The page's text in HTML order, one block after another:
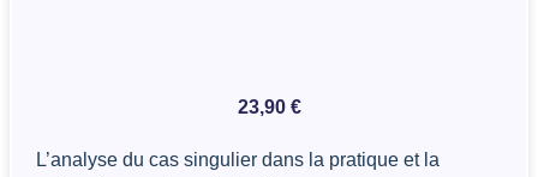
23,90 €
L’analyse du cas singulier dans la pratique et la